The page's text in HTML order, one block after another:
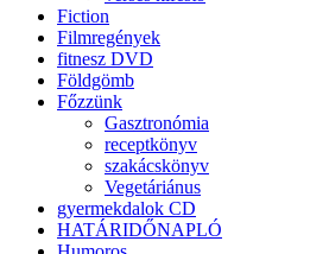
Fiction
Filmregények
fitnesz DVD
Földgömb
Főzzünk
Gasztronómia
receptkönyv
szakácskönyv
Vegetáriánus
gyermekdalok CD
HATÁRIDŐNAPLÓ